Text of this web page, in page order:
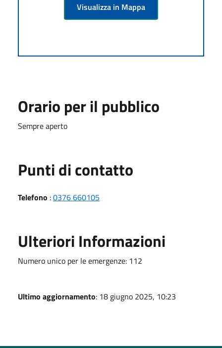
Visualizza in Mappa
Orario per il pubblico
Sempre aperto
Punti di contatto
Telefono :0376 660105
Ulteriori Informazioni
Numero unico per le emergenze: 112
Ultimo aggiornamento: 18 giugno 2025, 10:23